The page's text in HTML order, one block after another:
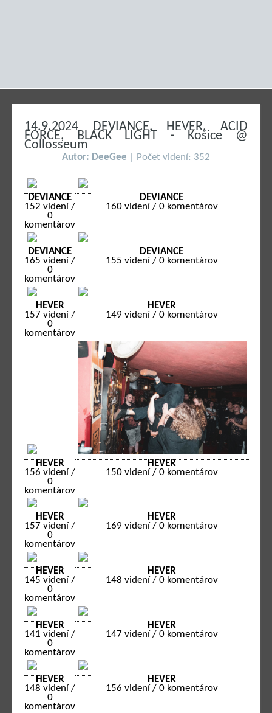
14.9.2024 DEVIANCE, HEVER, ACID
FORCE, BLACK LIGHT - Košice @
Collosseum
Autor: DeeGee | Počet videní: 352
DEVIANCE
152 videní /
0
komentárov
DEVIANCE
160 videní / 0 komentárov
DEVIANCE
165 videní /
0
komentárov
DEVIANCE
155 videní / 0 komentárov
HEVER
157 videní /
0
komentárov
HEVER
149 videní / 0 komentárov
HEVER
156 videní /
0
komentárov
HEVER
150 videní / 0 komentárov
HEVER
157 videní /
0
komentárov
HEVER
169 videní / 0 komentárov
HEVER
145 videní /
0
komentárov
HEVER
148 videní / 0 komentárov
HEVER
141 videní /
0
komentárov
HEVER
147 videní / 0 komentárov
HEVER
148 videní /
0
komentárov
HEVER
156 videní / 0 komentárov